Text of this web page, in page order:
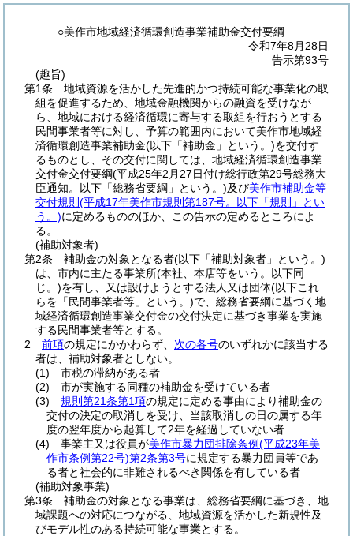
○美作市地域経済循環創造事業補助金交付要綱
令和7年8月28日
告示第93号
(趣旨)
第1条
地域資源を活かした先進的かつ持続可能な事業化の取
組を促進するため、地域金融機関からの融資を受けなが
ら、地域における経済循環に寄与する取組を行おうとする
民間事業者等に対し、予算の範囲内において美作市地域経
済循環創造事業補助金(以下「補助金」という。)を交付す
るものとし、その交付に関しては、地域経済循環創造事業
交付金交付要綱(平成25年2月27日付け総行政第29号総務大
臣通知。以下「総務省要綱」という。)及び美作市補助金等
交付規則 (平成17年美作市規則第187号。以下「規則」とい
う。)に定めるもののほか、この告示の定めるところによ
る。
(補助対象者)
第2条
補助金の対象となる者(以下「補助対象者」という。)
は、市内に主たる事業所(本社、本店等をいう。以下同
じ。)を有し、又は設けようとする法人又は団体(以下これ
らを「民間事業者等」という。)で、総務省要綱に基づく地
域経済循環創造事業交付金の交付決定に基づき事業を実施
する民間事業者等とする。
2
前項の規定にかかわらず、 次の各号のいずれかに該当する
者は、補助対象者としない。
(1)
市税の滞納がある者
(2)
市が実施する同種の補助金を受けている者
(3)
規則第21条第1項の規定に定める事由により補助金の
交付の決定の取消しを受け、当該取消しの日の属する年
度の翌年度から起算して2年を経過していない者
(4)
事業主又は役員が美作市暴力団排除条例(平成23年美
作市条例第22号)第2条第3号に規定する暴力団員等であ
る者と社会的に非難されるべき関係を有している者
(補助対象事業)
第3条
補助金の対象となる事業は、総務省要綱に基づき、地
域課題への対応につながる、地域資源を活かした新規性及
びモデル性のある持続可能な事業とする。